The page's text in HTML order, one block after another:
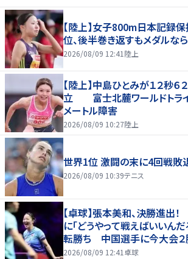
【陸上】女子800m日本記録
位、後半巻き返すもメダル
2026/08/09 12:41 陸上
【陸上】中島ひとみが１２秒
立 富士北麓ワールドトラ
メートル障害
2026/08/09 10:27陸上
世界1位 激闘の末に4回戦敗
2026/08/09 10:39テニス
【卓球】張本美和、決勝進出
に「どうやって戦えばいいんだ
転勝ち 中国選手に今大会２
ピオンズ横浜
2026/08/09 12:41 卓球